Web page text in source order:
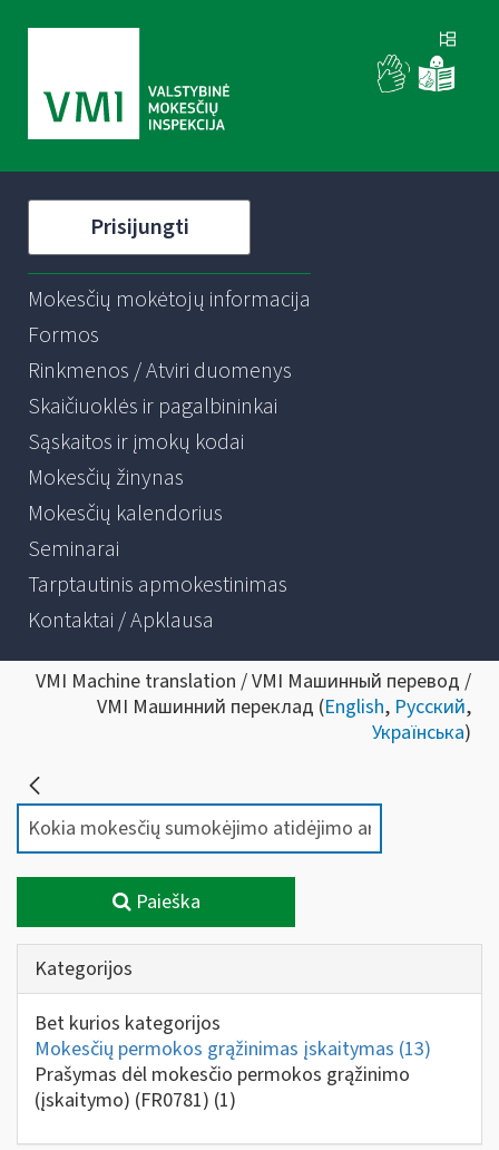
Prisijungti
Mokesčių mokėtojų informacija
Formos
Rinkmenos / Atviri duomenys
Skaičiuoklės ir pagalbininkai
Sąskaitos ir įmokų kodai
Mokesčių žinynas
Mokesčių kalendorius
Seminarai
Tarptautinis apmokestinimas
Kontaktai / Apklausa
VMI Machine translation / VMI Машинный перевод /
VMI Машинний переклад (English, Русский,
Українська)
Paieška
Kategorijos
Bet kurios kategorijos
Mokesčių permokos grąžinimas įskaitymas (13)
Prašymas dėl mokesčio permokos grąžinimo
(įskaitymo) (FR0781) (1)